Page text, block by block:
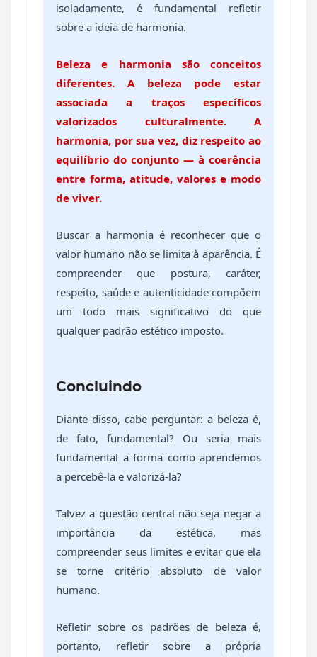
isoladamente, é fundamental refletir
sobre a ideia de harmonia.
Beleza e harmonia são conceitos
diferentes. A beleza pode estar
associada a traços específicos
valorizados culturalmente. A
harmonia, por sua vez, diz respeito ao
equilíbrio do conjunto — à coerência
entre forma, atitude, valores e modo
de viver.
Buscar a harmonia é reconhecer que o
valor humano não se limita à aparência. É
compreender que postura, caráter,
respeito, saúde e autenticidade compõem
um todo mais significativo do que
qualquer padrão estético imposto.
Concluindo
Diante disso, cabe perguntar: a beleza é,
de fato, fundamental? Ou seria mais
fundamental a forma como aprendemos
a percebê-la e valorizá-la?
Talvez a questão central não seja negar a
importância da estética, mas
compreender seus limites e evitar que ela
se torne critério absoluto de valor
humano.
Refletir sobre os padrões de beleza é,
portanto, refletir sobre a própria